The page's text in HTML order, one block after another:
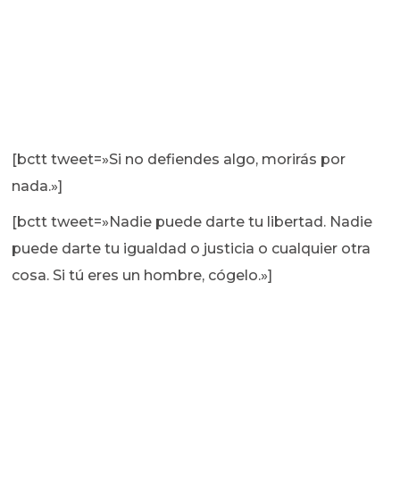
[bctt tweet=»Si no defiendes algo, morirás por
nada.»]
[bctt tweet=»Nadie puede darte tu libertad. Nadie
puede darte tu igualdad o justicia o cualquier otra
cosa. Si tú eres un hombre, cógelo.»]